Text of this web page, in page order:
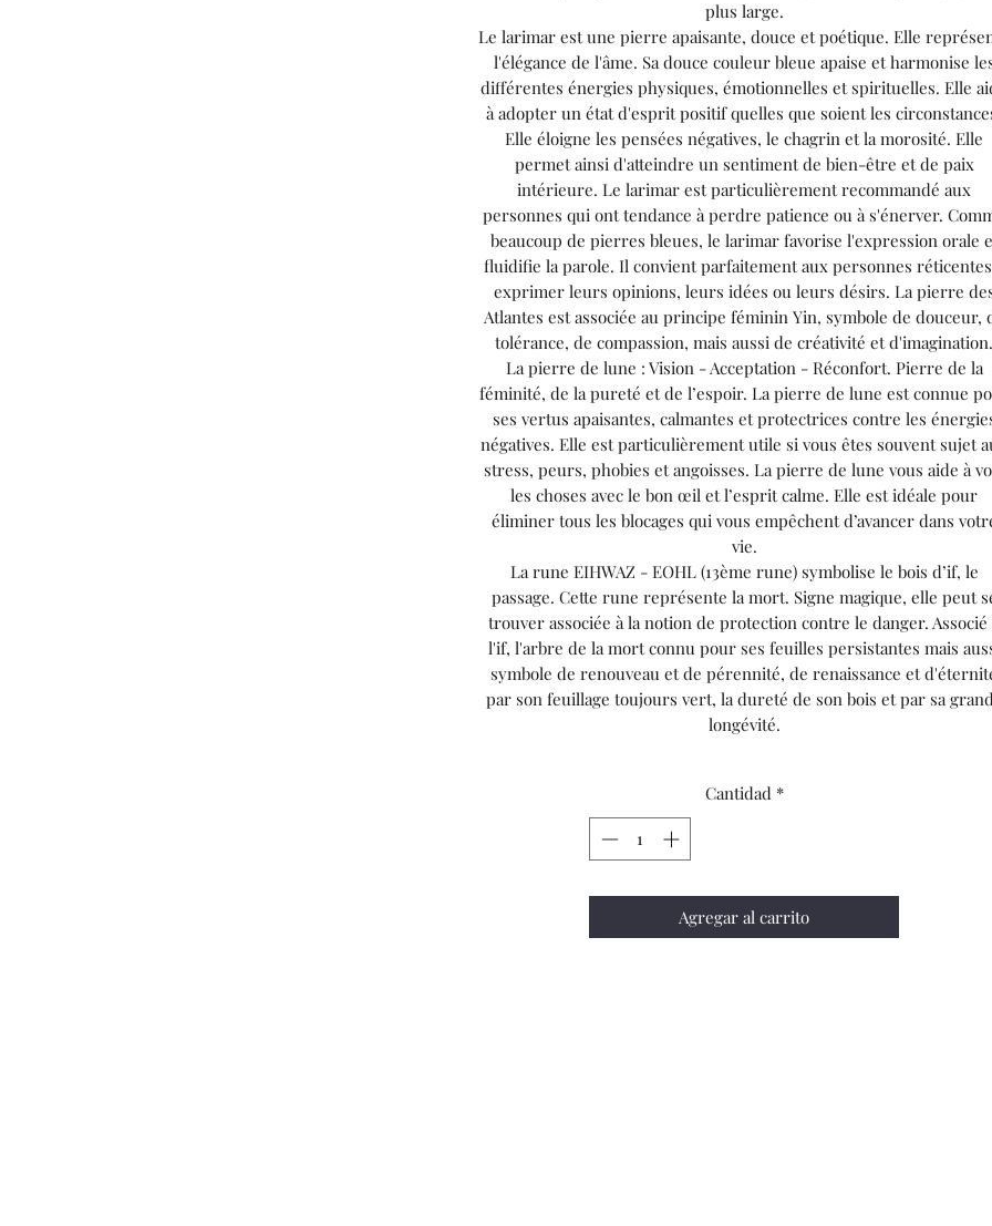
plus large.
Le larimar est une pierre apaisante, douce et poétique. Elle
l'élégance de l'âme. Sa douce couleur bleue apaise et harmonise
différentes énergies physiques, émotionnelles et spirituelles. Elle
à adopter un état d'esprit positif quelles que soient les
Elle éloigne les pensées négatives, le chagrin et la morosité. Elle
permet ainsi d'atteindre un sentiment de bien-être et de paix
intérieure. Le larimar est particulièrement recommandé aux
personnes qui ont tendance à perdre patience ou à s'énerver.
beaucoup de pierres bleues, le larimar favorise l'expression orale
fluidifie la parole. Il convient parfaitement aux personnes
exprimer leurs opinions, leurs idées ou leurs désirs. La pierre
Atlantes est associée au principe féminin Yin, symbole de douceur,
tolérance, de compassion, mais aussi de créativité et d'imagination.
La pierre de lune : Vision - Acceptation - Réconfort. Pierre de la
féminité, de la pureté et de l’espoir. La pierre de lune est connue
ses vertus apaisantes, calmantes et protectrices contre les
négatives. Elle est particulièrement utile si vous êtes souvent sujet
stress, peurs, phobies et angoisses. La pierre de lune vous aide à
les choses avec le bon œil et l’esprit calme. Elle est idéale pour
éliminer tous les blocages qui vous empêchent d’avancer dans
vie.
La rune EIHWAZ - EOHL (13ème rune) symbolise le bois d’if, le
passage. Cette rune représente la mort. Signe magique, elle peut
trouver associée à la notion de protection contre le danger. Associé
l'if, l'arbre de la mort connu pour ses feuilles persistantes mais
symbole de renouveau et de pérennité, de renaissance et
par son feuillage toujours vert, la dureté de son bois et par sa
longévité.
Cantidad *
Agregar al carrito